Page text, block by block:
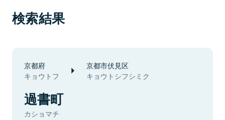
検索結果
京都府
キョウトフ
京都市伏見区
キョウトシフシミク
過書町
カショマチ